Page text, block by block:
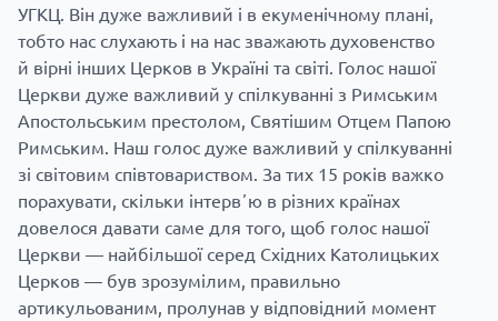
УГКЦ. Він дуже важливий і в екуменічному плані,
тобто нас слухають і на нас зважають духовенство
й вірні інших Церков в Україні та світі. Голос нашої
Церкви дуже важливий у спілкуванні з Римським
Апостольським престолом, Святішим Отцем Папою
Римським. Наш голос дуже важливий у спілкуванні
зі світовим співтовариством. За тих 15 років важко
порахувати, скільки інтервʼю в різних країнах
довелося давати саме для того, щоб голос нашої
Церкви — найбільшої серед Східних Католицьких
Церков — був зрозумілим, правильно
артикульованим, пролунав у відповідний момент